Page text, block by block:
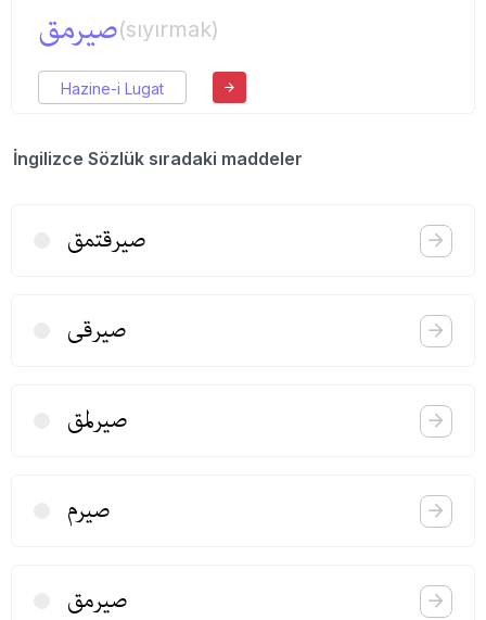
صیرمق(sıyırmak)
Hazine-i Lugat
İngilizce Sözlük sıradaki maddeler
صیرقتمق
صیرقی
صیرلمق
صیرم
صیرمق